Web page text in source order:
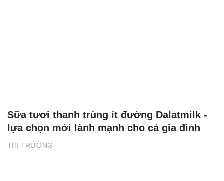
THỊ TRƯỜNG
Sữa tươi thanh trùng ít đường Dalatmilk -
lựa chọn mới lành mạnh cho cả gia đình